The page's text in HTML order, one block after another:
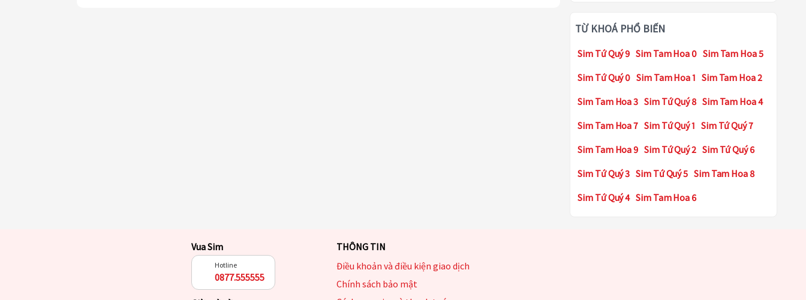
TỪ KHOÁ PHỔ BIẾN
Sim Tứ Quý 9 Sim Tam Hoa 0 Sim Tam Hoa 5
Sim Tứ Quý 0 Sim Tam Hoa 1 Sim Tam Hoa 2
Sim Tam Hoa 3 Sim Tứ Quý 8 Sim Tam Hoa 4
Sim Tam Hoa 7 Sim Tứ Quý 1 Sim Tứ Quý 7
Sim Tam Hoa 9 Sim Tứ Quý 2 Sim Tứ Quý 6
Sim Tứ Quý 3 Sim Tứ Quý 5 Sim Tam Hoa 8
Sim Tứ Quý 4 Sim Tam Hoa 6
Vua Sim
Hotline
0877.555555
THÔNG TIN
Điều khoản và điều kiện giao dịch
Chính sách bảo mật